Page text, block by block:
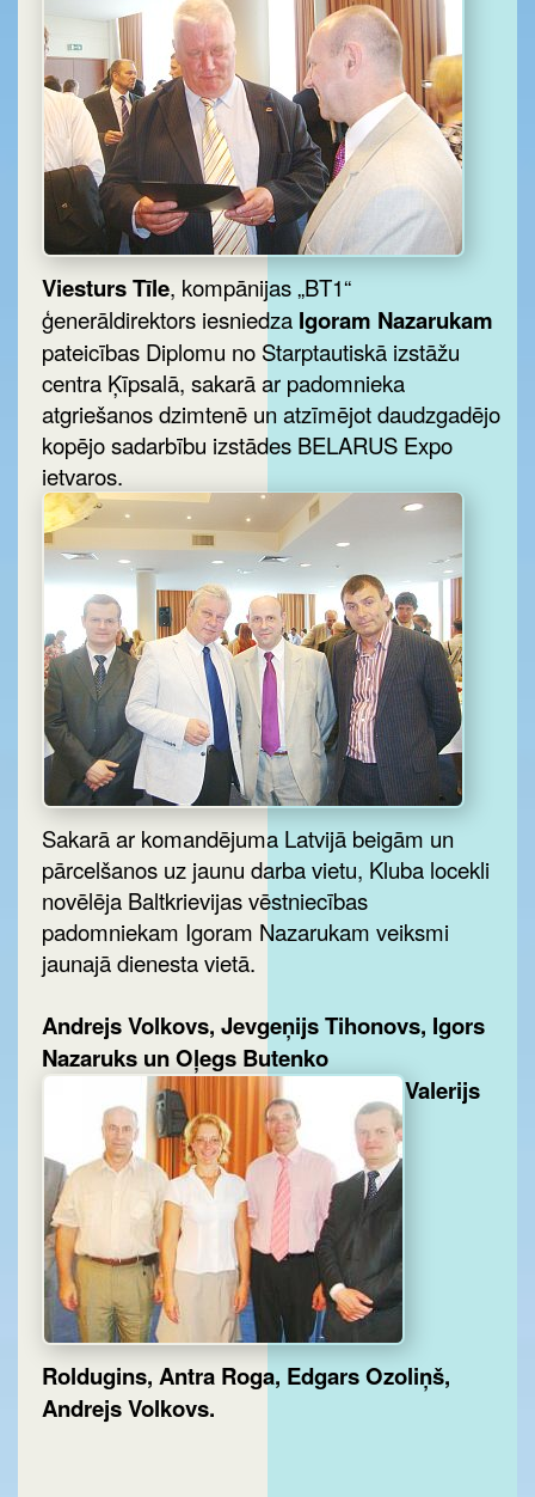
Viesturs Tīle, kompānijas „BT1“
ģenerāldirektors iesniedza Igoram Nazarukam
pateicības Diplomu no Starptautiskā izstāžu
centra Ķīpsalā, sakarā ar padomnieka
atgriešanos dzimtenē un atzīmējot daudzgadējo
kopējo sadarbību izstādes BELARUS Expo
ietvaros.
Sakarā ar komandējuma Latvijā beigām un
pārcelšanos uz jaunu darba vietu, Kluba locekli
novēlēja Baltkrievijas vēstniecības
padomniekam Igoram Nazarukam veiksmi
jaunajā dienesta vietā.
Andrejs Volkovs, Jevgeņijs Tihonovs, Igors
Nazaruks un Oļegs Butenko
Valerijs
Roldugins, Antra Roga, Edgars Ozoliņš,
Andrejs Volkovs.